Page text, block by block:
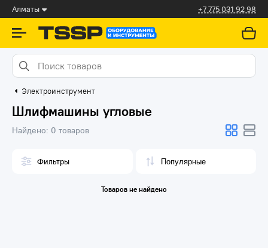
Алматы +7 775 031 92 98
Электроинструмент
Шлифмашины угловые
Найдено: 0 товаров
Фильтры
Товаров не найдено